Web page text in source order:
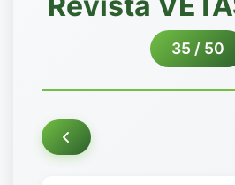
35 / 50